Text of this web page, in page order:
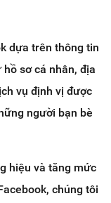
dựa trên thông tin
sơ cá nhân, địa
vụ định vị được
người bạn bè
hiệu và tăng mức
chúng tôi